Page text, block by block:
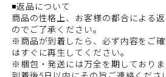
◾返品について
商品の性格上、お客様の都合による
のでご了承ください。
※商品が到着したら、必ず内容をご
はすぐに再生してください。
※梱包・発送には万全を期しておりま